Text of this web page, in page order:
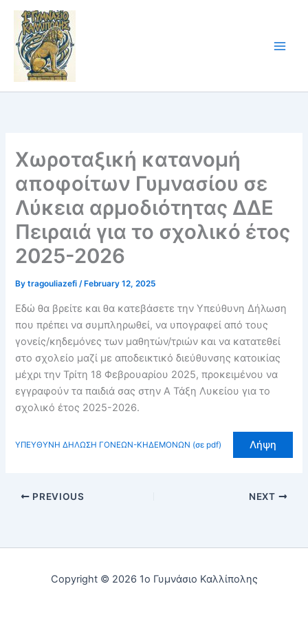
Skip
content
Χωροταξική κατανομή
αποφοίτων Γυμνασίου σε
Λύκεια αρμοδιότητας ΔΔΕ
Πειραιά για το σχολικό έτος
2025-2026
Bytragouliazefi/ February 12, 2025
Εδώ θα βρείτε και θα κατεβάσετε την Υπεύθυνη Δήλωση
που πρέπει να συμπληρωθεί, να υπογραφεί από τους
γονείς/κηδεμόνες των μαθητών/τριών και να κατατεθεί
στο σχολείο μαζί με αποδεικτικό διεύθυνσης κατοικίας
μέχρι την Τρίτη 18 Φεβρουαρίου 2025, προκειμένου να
εγγραφούν τα παιδιά σας στην Α Τάξη Λυκείου για το
σχολικό έτος 2025-2026.
ΥΠΕΥΘΥΝΗ ΔΗΛΩΣΗ ΓΟΝΕΩΝ-ΚΗΔΕΜΟΝΩΝ (σε pdf) Λήψη
PREVIOUS NEXT
Copyright © 2026 1ο Γυμνάσιο Καλλίπολης